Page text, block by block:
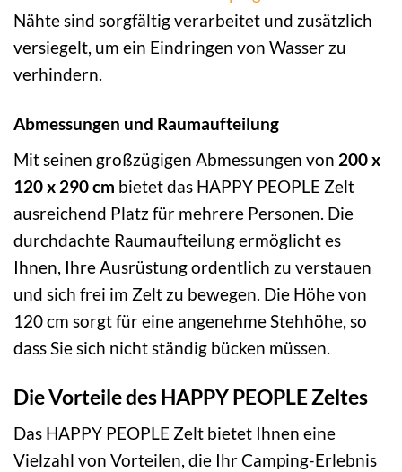
Nähte sind sorgfältig verarbeitet und zusätzlich
versiegelt, um ein Eindringen von Wasser zu
verhindern.
Abmessungen und Raumaufteilung
Mit seinen großzügigen Abmessungen von 200 x
120 x 290 cm bietet das HAPPY PEOPLE Zelt
ausreichend Platz für mehrere Personen. Die
durchdachte Raumaufteilung ermöglicht es
Ihnen, Ihre Ausrüstung ordentlich zu verstauen
und sich frei im Zelt zu bewegen. Die Höhe von
120 cm sorgt für eine angenehme Stehhöhe, so
dass Sie sich nicht ständig bücken müssen.
Die Vorteile des HAPPY PEOPLE Zeltes
Das HAPPY PEOPLE Zelt bietet Ihnen eine
Vielzahl von Vorteilen, die Ihr Camping-Erlebnis